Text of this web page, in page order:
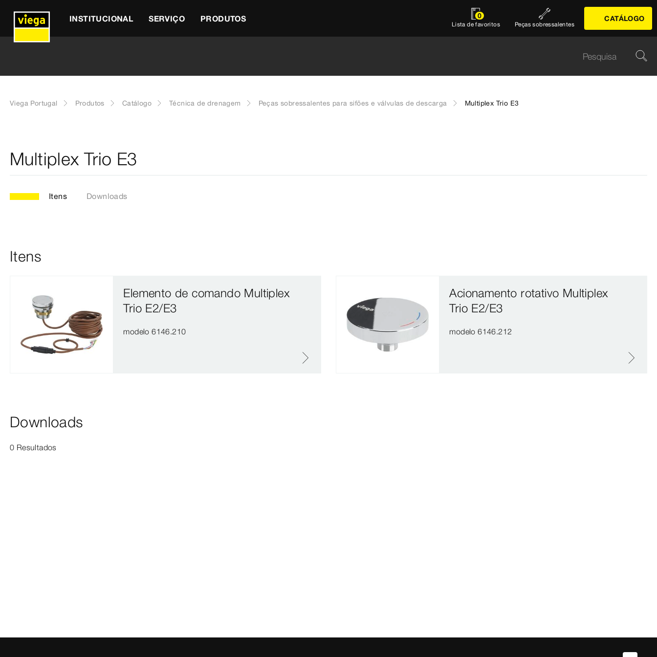
INSTITUCIONAL SERVIÇO PRODUTOS 0
Lista de favoritos Peças sobressalentes
CATÁLOGO
Viega Portugal Produtos Catálogo Técnica de drenagem Peças sobressalentes para sifões e válvulas de descarga Multiplex Trio E3
Multiplex Trio E3
Itens Downloads
Itens
Elemento de comando Multiplex
Trio E2/E3
modelo 6146.210
Acionamento rotativo Multiplex
Trio E2/E3
modelo 6146.212
Downloads
0 Resultados